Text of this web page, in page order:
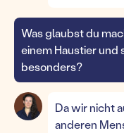
Was glaubst du
einem Haustier und
besonders?
Da wir nicht
anderen